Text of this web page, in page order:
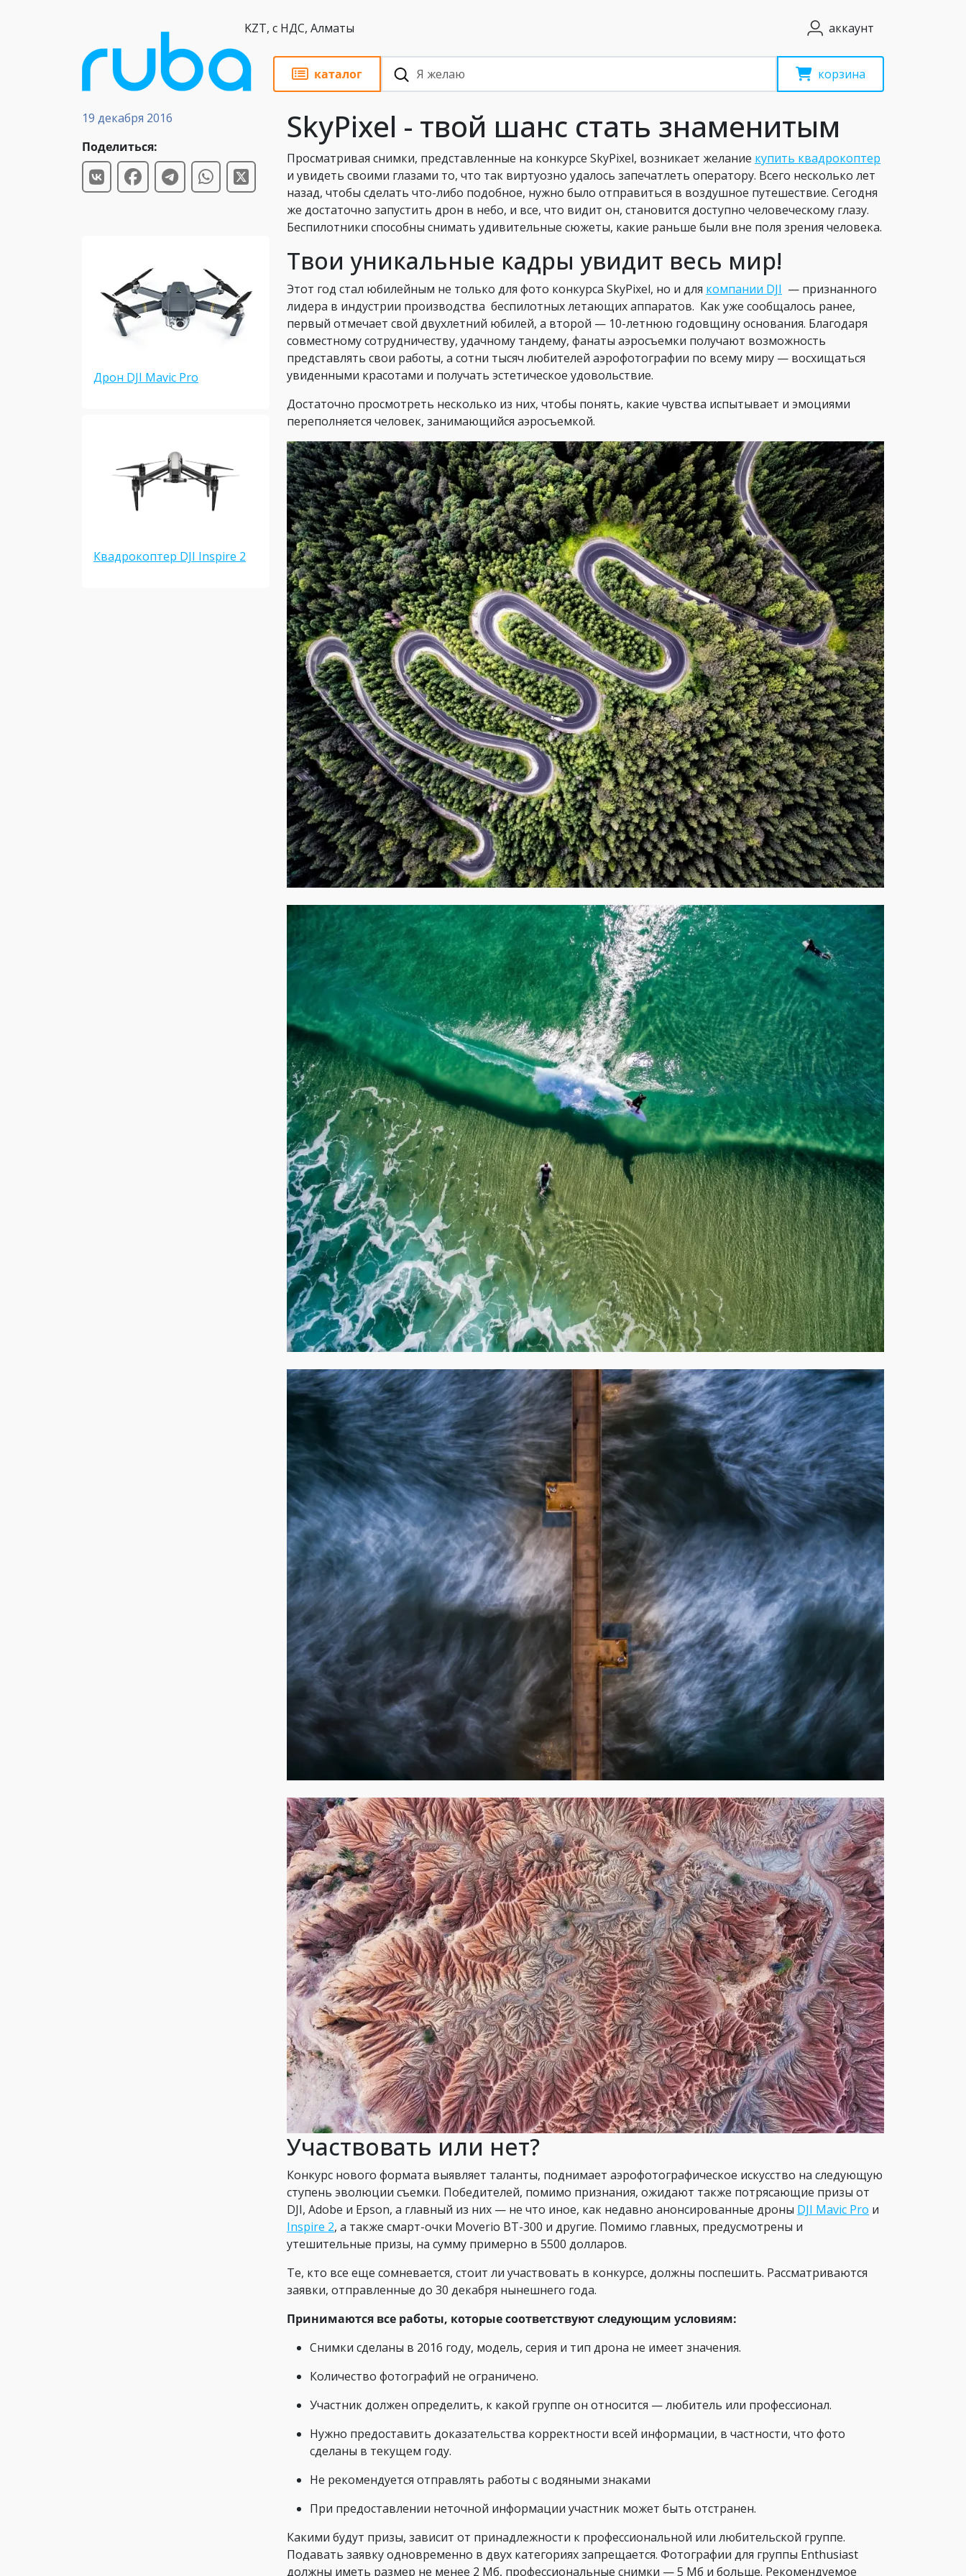
KZT, с НДС, Алматы аккаунт
каталог корзина
Новости
19 декабря 2016
Поделиться:
Дрон DJI Mavic Pro
Квадрокоптер DJI Inspire 2
SkyPixel - твой шанс стать знаменитым
Просматривая снимки, представленные на конкурсе SkyPixel, возникает желание купить квадрокоптер
и увидеть своими глазами то, что так виртуозно удалось запечатлеть оператору. Всего несколько лет
назад, чтобы сделать что-либо подобное, нужно было отправиться в воздушное путешествие. Сегодня
же достаточно запустить дрон в небо, и все, что видит он, становится доступно человеческому глазу.
Беспилотники способны снимать удивительные сюжеты, какие раньше были вне поля зрения человека.
Твои уникальные кадры увидит весь мир!
Этот год стал юбилейным не только для фото конкурса SkyPixel, но и для компании DJI — признанного
лидера в индустрии производства беспилотных летающих аппаратов. Как уже сообщалось ранее,
первый отмечает свой двухлетний юбилей, а второй — 10-летнюю годовщину основания. Благодаря
совместному сотрудничеству, удачному тандему, фанаты аэросъемки получают возможность
представлять свои работы, а сотни тысяч любителей аэрофотографии по всему миру — восхищаться
увиденными красотами и получать эстетическое удовольствие.
Достаточно просмотреть несколько из них, чтобы понять, какие чувства испытывает и эмоциями
переполняется человек, занимающийся аэросъемкой.
Участвовать или нет?
Конкурс нового формата выявляет таланты, поднимает аэрофотографическое искусство на следующую
ступень эволюции съемки. Победителей, помимо признания, ожидают также потрясающие призы от
DJI, Adobe и Epson, а главный из них — не что иное, как недавно анонсированные дроны DJI Mavic Pro и
Inspire 2, а также смарт-очки Moverio BT-300 и другие. Помимо главных, предусмотрены и
утешительные призы, на сумму примерно в 5500 долларов.
Те, кто все еще сомневается, стоит ли участвовать в конкурсе, должны поспешить. Рассматриваются
заявки, отправленные до 30 декабря нынешнего года.
Принимаются все работы, которые соответствуют следующим условиям:
Снимки сделаны в 2016 году, модель, серия и тип дрона не имеет значения.
Количество фотографий не ограничено.
Участник должен определить, к какой группе он относится — любитель или профессионал.
Нужно предоставить доказательства корректности всей информации, в частности, что фото
сделаны в текущем году.
Не рекомендуется отправлять работы с водяными знаками
При предоставлении неточной информации участник может быть отстранен.
Какими будут призы, зависит от принадлежности к профессиональной или любительской группе.
Подавать заявку одновременно в двух категориях запрещается. Фотографии для группы Enthusiast
должны иметь размер не менее 2 Мб, профессиональные снимки — 5 Мб и больше. Рекомендуемое